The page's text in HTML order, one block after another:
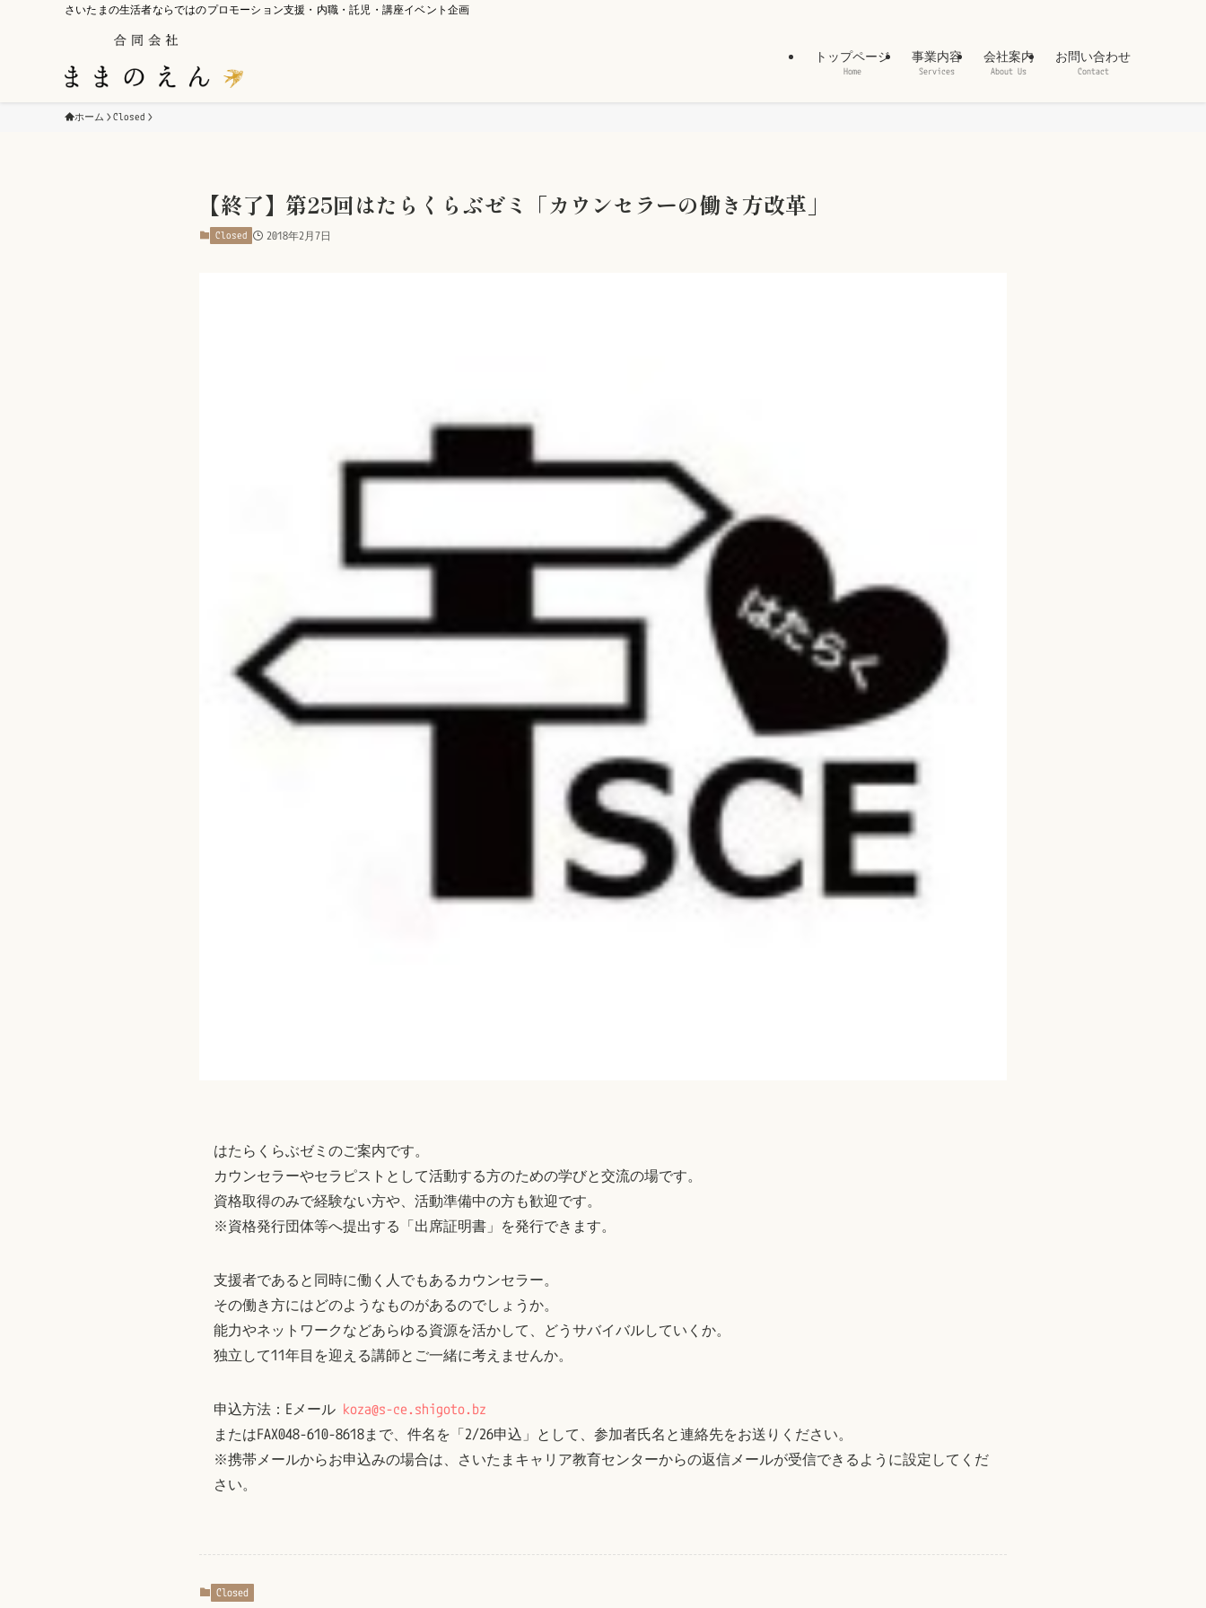
さいたまの生活者ならではのプロモーション支援・内職・託児・講座イベント企画
トップページ
Home
事業内容
Services
会社案内
About Us
お問い合わせ
Contact
ホーム Closed
【終了】第25回はたらくらぶゼミ「カウンセラーの働き方改革」
Closed 2018年2月7日
はたらくらぶゼミのご案内です。
カウンセラーやセラピストとして活動する方のための学びと交流の場です。
資格取得のみで経験ない方や、活動準備中の方も歓迎です。
※資格発行団体等へ提出する「出席証明書」を発行できます。
支援者であると同時に働く人でもあるカウンセラー。
その働き方にはどのようなものがあるのでしょうか。
能力やネットワークなどあらゆる資源を活かして、どうサバイバルしていくか。
独立して11年目を迎える講師とご一緒に考えませんか。
申込方法：Eメール koza@s-ce.shigoto.bz
またはFAX048-610-8618まで、件名を「2/26申込」として、参加者氏名と連絡先をお送りください。
※携帯メールからお申込みの場合は、さいたまキャリア教育センターからの返信メールが受信できるように設定してくだ
さい。
Closed